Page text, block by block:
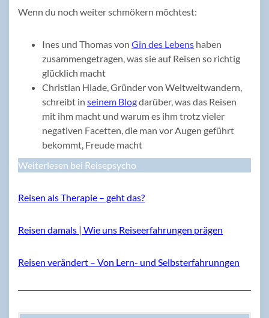
Wenn du noch weiter schmökern möchtest:
Ines und Thomas von Gin des Lebens haben
zusammengetragen, was sie auf Reisen so richtig
glücklich macht
Christian Hlade, Gründer von Weltweitwandern,
schreibt in seinem Blogdarüber, was das Reisen
mit ihm macht und warum es ihm trotz vieler
negativen Facetten, die man vor Augen geführt
bekommt, Freude macht
Weiterlesen bei Reisepsycho
Reisen als Therapie – geht das?
Reisen damals | Wie uns Reiseerfahrungen prägen
Reisen verändert – Von Lern- und Selbsterfahrunngen